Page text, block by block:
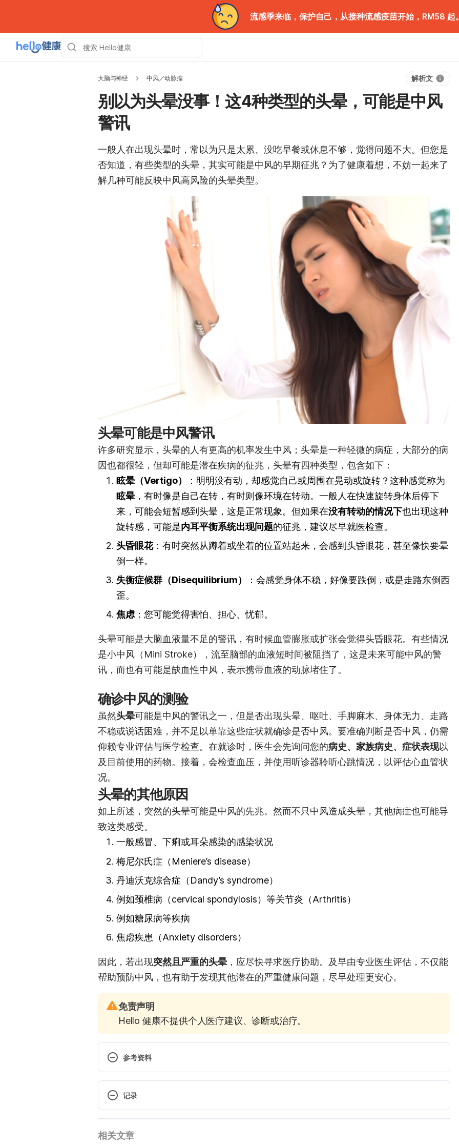
流感季来临，保护自己，从接种流感疫苗开始，RM58 起
大脑与神经 中风／动脉瘤 解析文
别以为头晕没事！这4种类型的头晕，可能是中风
警讯
一般人在出现头晕时，常以为只是太累、没吃早餐或休息不够，觉得问题不大。但您是
否知道，有些类型的头晕，其实可能是中风的早期征兆？为了健康着想，不妨一起来了
解几种可能反映中风高风险的头晕类型。
头晕可能是中风警讯
许多研究显示，头晕的人有更高的机率发生中风；头晕是一种轻微的病症，大部分的病
因也都很轻，但却可能是潜在疾病的征兆，头晕有四种类型，包含如下：
眩晕（Vertigo）
：明明没有动，却感觉自己或周围在晃动或旋转？这种感觉称为
眩晕 ，有时像是自己在转，有时则像环境在转动。一般人在快速旋转身体后停下
来，可能会短暂感到头晕，这是正常现象。但如果在没有转动的情况下也出现这种
旋转感，可能是内耳平衡系统出现问题的征兆，建议尽早就医检查。
头昏眼花：有时突然从蹲着或坐着的位置站起来，会感到头昏眼花，甚至像快要晕
倒一样。
失衡症候群（Disequilibrium）
：会感觉身体不稳，好像要跌倒，或是走路东倒西
歪。
焦虑：您可能觉得害怕、担心、忧郁。
头晕可能是大脑血液量不足的警讯，有时候血管膨胀或扩张会觉得头昏眼花。有些情况
是小中风（Mini Stroke），流至脑部的血液短时间被阻挡了，这是未来可能中风的警
讯，而也有可能是缺血性中风，表示携带血液的动脉堵住了。
确诊中风的测验
虽然头晕可能是中风的警讯之一，但是否出现头晕、呕吐、手脚麻木、身体无力、走路
不稳或说话困难，并不足以单靠这些症状就确诊是否中风。要准确判断是否中风，仍需
仰赖专业评估与医学检查。在就诊时，医生会先询问您的病史、家族病史、症状表现以
及目前使用的药物。接着，会检查血压，并使用听诊器聆听心跳情况，以评估心血管状
况。
头晕的其他原因
如上所述，突然的头晕可能是中风的先兆。然而不只中风造成头晕，其他病症也可能导
致这类感受。
一般感冒、下痢或耳朵感染的感染状况
梅尼尔氏症（Meniere’s disease）
丹迪沃克综合症（Dandy’s syndrome）
例如颈椎病（cervical spondylosis）等关节炎（Arthritis）
例如糖尿病等疾病
焦虑疾患（Anxiety disorders）
因此，若出现突然且严重的头晕 ，应尽快寻求医疗协助。及早由专业医生评估，不仅能
帮助预防中风，也有助于发现其他潜在的严重健康问题，尽早处理更安心。
免责声明
Hello 健康不提供个人医疗建议、诊断或治疗。
参考资料
https://medlineplus.gov/stroke.html. Accessed May 1, 2017.
Stroke – Diagnosis. http://www.nhs.uk/Conditions/Stroke/Pages/Diagnosis.aspx.
http://www.mayoclinic.org/diseases-conditions/stroke/diagnosis-
记录
2025/07/17
相关文章